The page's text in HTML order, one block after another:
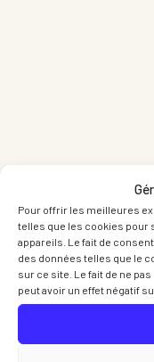
Pour offrir les meilleures
telles que les cookies pour
appareils. Le fait de
des données telles que le
sur ce site. Le fait de ne
peut avoir un effet négatif
Partager sur LinkedIn